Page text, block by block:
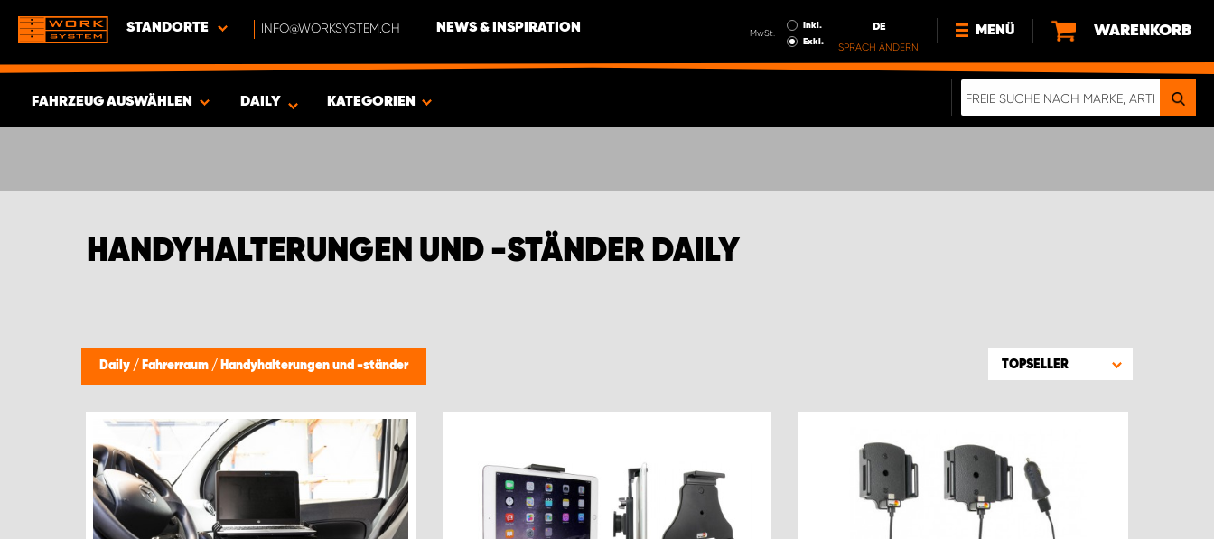
STANDORTE INFO@WORKSYSTEM.CH NEWS & INSPIRATION MwSt.
Inkl.
Exkl.
DE
SPRACH ÄNDERN
MENÜ
NEWS
WARENKORB
FAHRZEUG AUSWÄHLEN DAILY KATEGORIEN
HANDYHALTERUNGEN UND -STÄNDER DAILY
Daily / Fahrerraum / Handyhalterungen und -ständer TOPSELLER